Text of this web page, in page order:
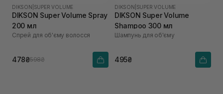
DIKSON SUPER VOLUME
DIKSON Super Volume Spray
200 мл
Спрей для об'єму волосся
478₴598₴
DIKSON SUPER VOLUME
DIKSON Super Volume
Shampoo 300 мл
Шампунь для об'єму
495₴